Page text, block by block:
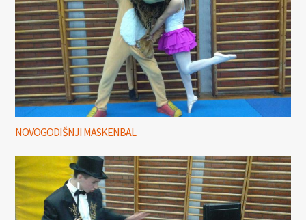
NOVOGODIŠNJI MASKENBAL